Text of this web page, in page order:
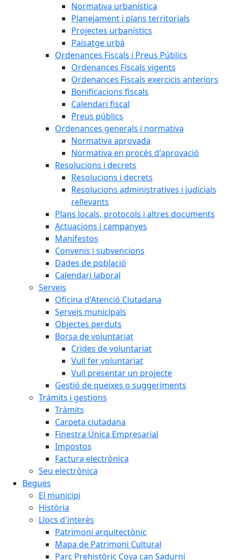
Normativa urbanística
Planejament i plans territorials
Projectes urbanístics
Paisatge urbà
Ordenances Fiscals i Preus Públics
Ordenances Fiscals vigents
Ordenances Fiscals exercicis anteriors
Bonificacions fiscals
Calendari fiscal
Preus públics
Ordenances generals i normativa
Normativa aprovada
Normativa en procés d'aprovació
Resolucions i decrets
Resolucions i decrets
Resolucions administratives i judicials
rellevants
Plans locals, protocols i altres documents
Actuacions i campanyes
Manifestos
Convenis i subvencions
Dades de població
Calendari laboral
Serveis
Oficina d'Atenció Ciutadana
Serveis municipals
Objectes perduts
Borsa de voluntariat
Crides de voluntariat
Vull fer voluntariat
Vull presentar un projecte
Gestió de queixes o suggeriments
Tràmits i gestions
Tràmits
Carpeta ciutadana
Finestra Única Empresarial
Impostos
Factura electrònica
Seu electrònica
Begues
El municipi
Història
Llocs d'interès
Patrimoni arquitectònic
Mapa de Patrimoni Cultural
Parc Prehistòric Cova can Sadurní